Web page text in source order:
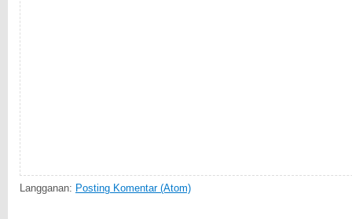
Langganan: Posting Komentar (Atom)